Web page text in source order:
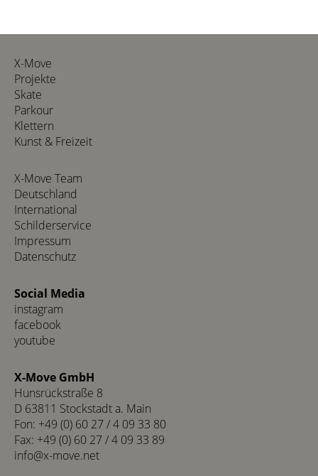
X-Move
Projekte
Skate
Parkour
Klettern
Kunst & Freizeit
X-Move Team
Deutschland
International
Schilderservice
Impressum
Datenschutz
Social Media
instagram
facebook
youtube
X-Move GmbH
Hunsrückstraße 8
D 63811 Stockstadt a. Main
Fon: +49 (0) 60 27 / 4 09 33 80
Fax: +49 (0) 60 27 / 4 09 33 89
info@x-move.net